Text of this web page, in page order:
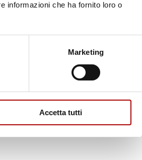
informazioni che ha fornito loro o
Marketing
Accetta tutti